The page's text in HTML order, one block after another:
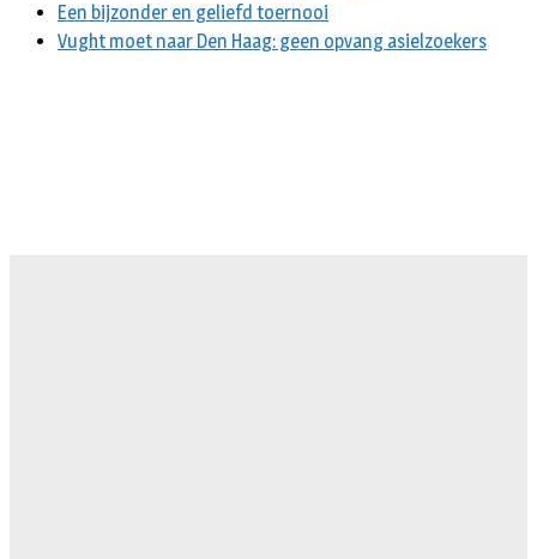
Een bijzonder en geliefd toernooi
Vught moet naar Den Haag: geen opvang asielzoekers